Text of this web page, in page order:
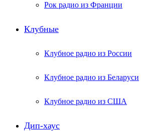
Рок радио из Франции
Клубные
Клубное радио из России
Клубное радио из Беларуси
Клубное радио из США
Дип-хаус